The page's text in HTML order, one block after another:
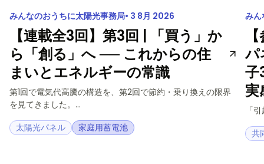
みんなのおうちに太陽光事務局 3 8月 2026
【連載全3回】第3回 | 「買う」か
ら「創る」へ ── これからの住
まいとエネルギーの常識
第1回で電気代高騰の構造を、第2回で節約・乗り換えの限界
を見てきました。...
太陽光パネル
家庭用蓄電池
みん
パ
子
実
「
共